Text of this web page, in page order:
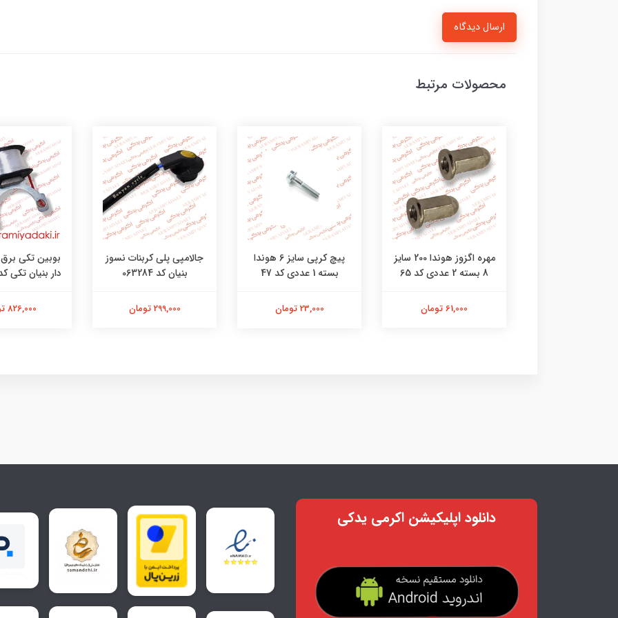
ارسال دیدگاه
محصولات مرتبط
مهره اگزوز هوندا 200 سایز
8 بسته 2 عددی کد 65
61,000 تومان
پیچ کرپی سایز 6 هوندا
بسته 1 عددی کد 47
23,000 تومان
جالامپی پلی کربنات نسوز
بنیان کد 063284
299,000 تومان
بوبین تکی برق
دار بنیان تکی کد
826,000 تومان
دانلود اپلیکیشن اکرمی یدکی